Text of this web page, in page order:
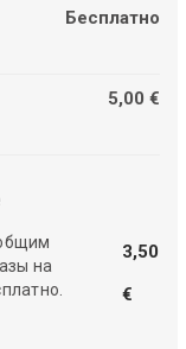
Бесплатно
5,00 €
на
3,50
€